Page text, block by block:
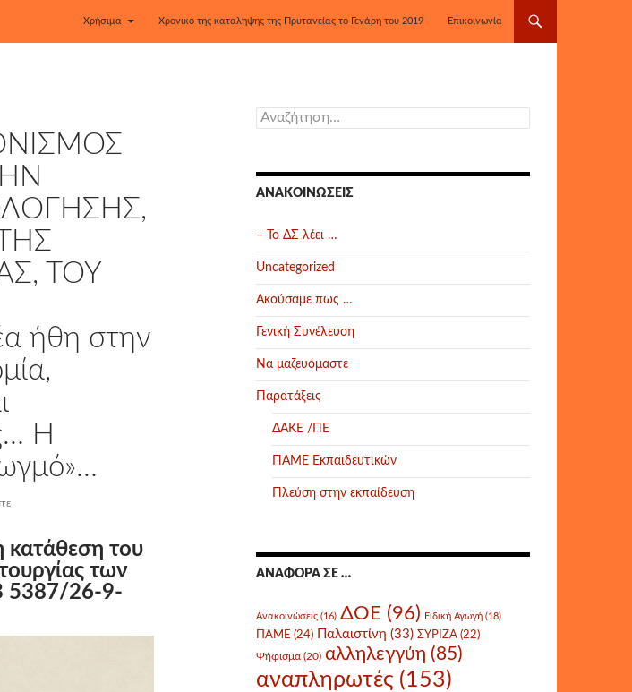
Χρήσιμα Χρονικό της καταληψης της Πρυτανείας το Γενάρη του 2019 Επικοινωνία
ΤΟΥ
ήθη στην
Η
κατάθεση του
των
5387/26-9-
Αναζήτηση
για:
ΑΝΑΚΟΙΝΏΣΕΙΣ
– Το ΔΣ λέει …
Uncategorized
Ακούσαμε πως …
Γενική Συνέλευση
Να μαζευόμαστε
Παρατάξεις
ΔΑΚΕ /ΠΕ
ΠΑΜΕ Εκπαιδευτικών
Πλεύση στην εκπαίδευση
ΑΝΑΦΟΡΆ ΣΕ …
Ανακοινώσεις (16) ΔΟΕ (96) Ειδική Αγωγή (18)
ΠΑΜΕ (24) Παλαιστίνη (33) ΣΥΡΙΖΑ (22)
Ψήφισμα (20) αλληλεγγύη (85)
αναπληρωτές (153)